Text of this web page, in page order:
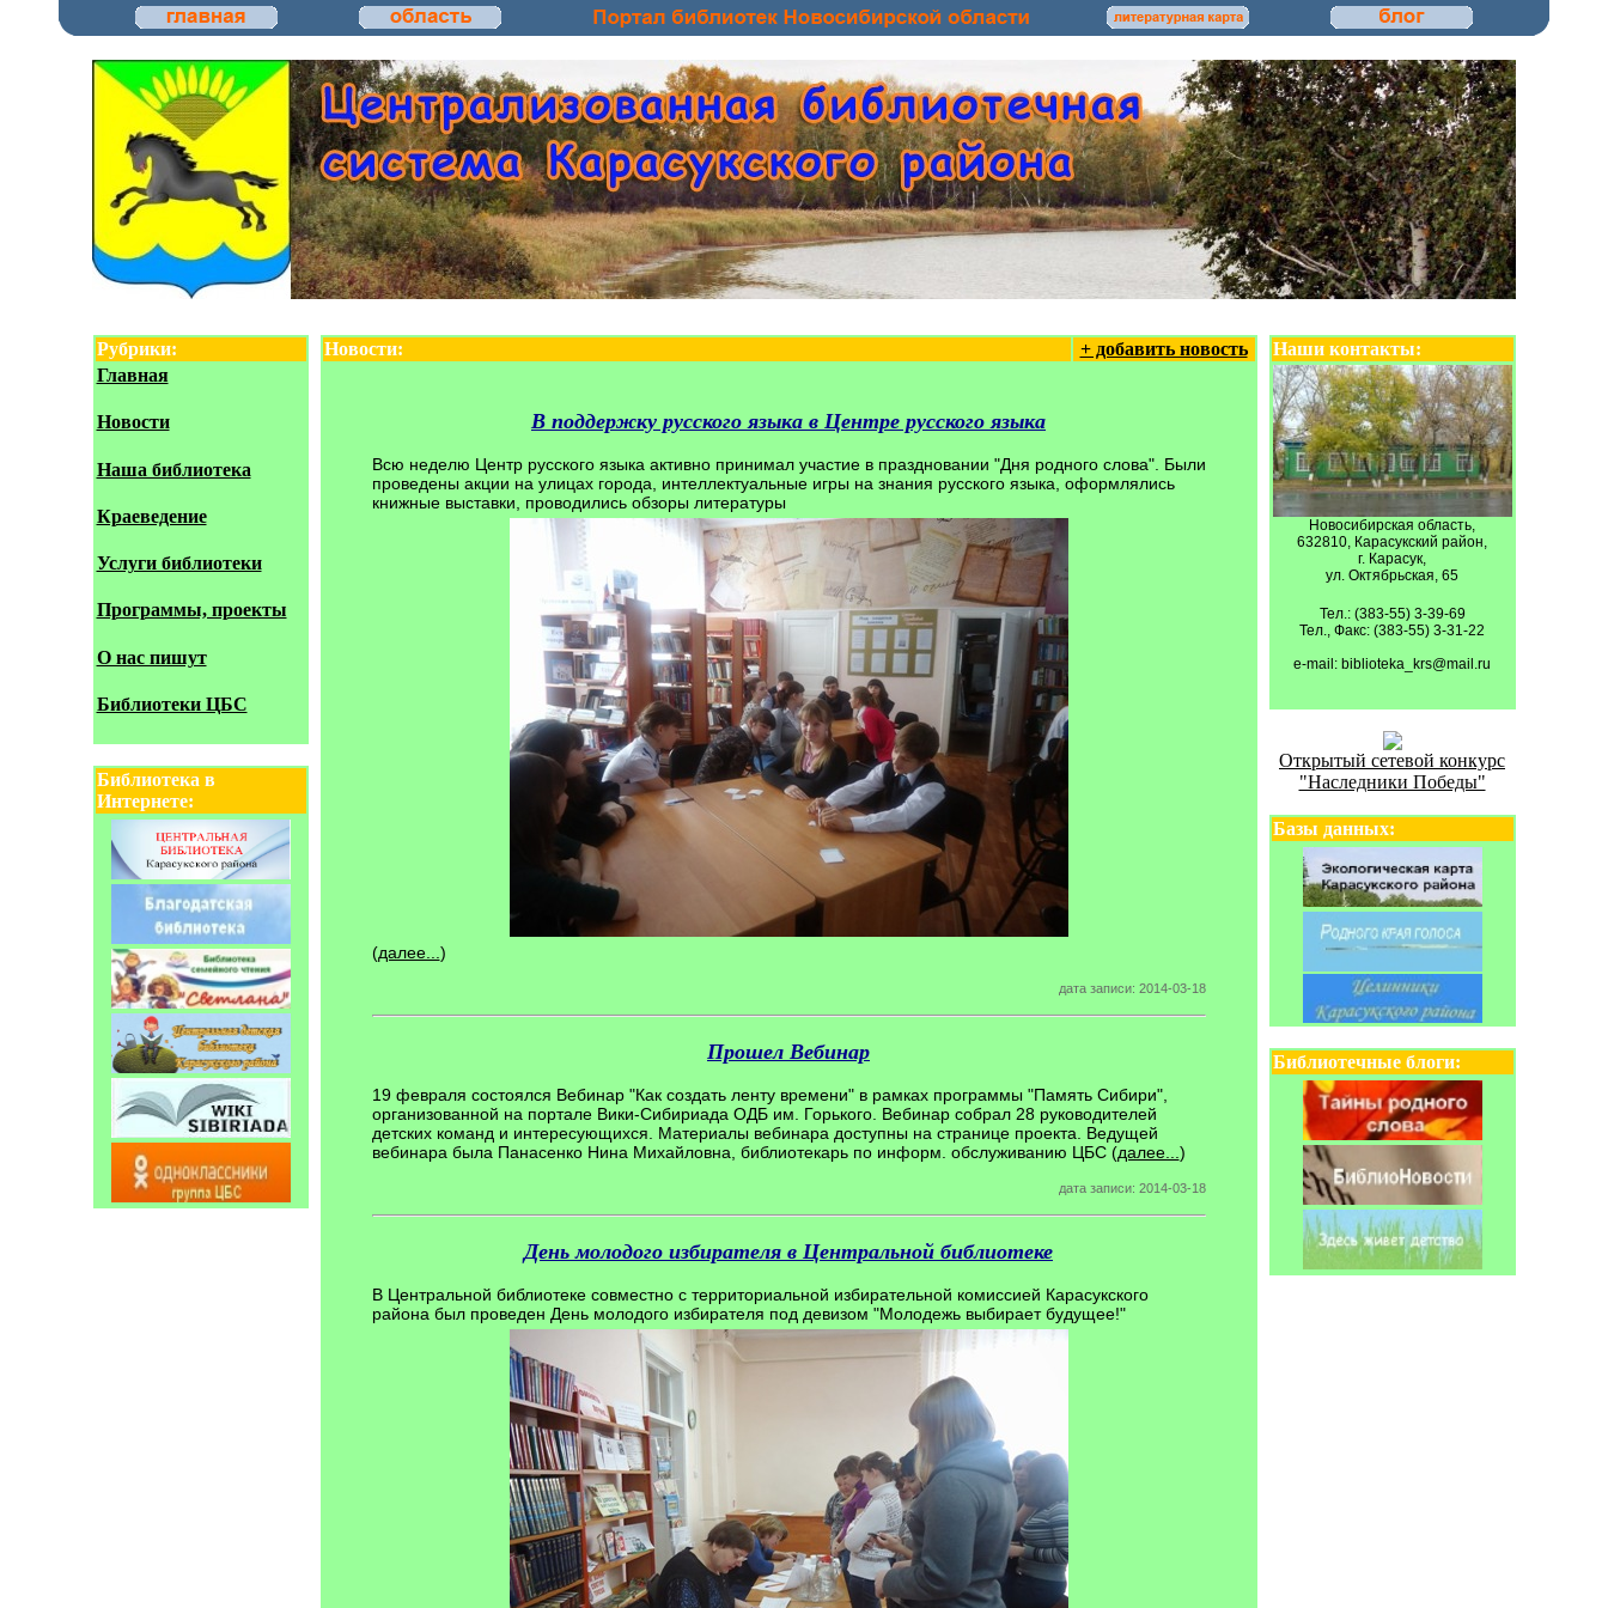
Рубрики:
Главная
Новости
Наша библиотека
Краеведение
Услуги библиотеки
Программы, проекты
О нас пишут
Библиотеки ЦБС
Библиотека в
Интернете:
Новости: + добавить новость
В поддержку русского языка в Центре русского языка
Всю неделю Центр русского языка активно принимал участие в праздновании "Дня родного слова". Были
проведены акции на улицах города, интеллектуальные игры на знания русского языка, оформлялись
книжные выставки, проводились обзоры литературы
(далее... )
дата записи: 2014-03-18
Прошел Вебинар
19 февраля состоялся Вебинар "Как создать ленту времени" в рамках программы "Память Сибири",
организованной на портале Вики-Сибириада ОДБ им. Горького. Вебинар собрал 28 руководителей
детских команд и интересующихся. Материалы вебинара доступны на странице проекта. Ведущей
вебинара была Панасенко Нина Михайловна, библиотекарь по информ. обслуживанию ЦБС (далее... )
дата записи: 2014-03-18
День молодого избирателя в Центральной библиотеке
В Центральной библиотеке совместно с территориальной избирательной комиссией Карасукского
района был проведен День молодого избирателя под девизом "Молодежь выбирает будущее!"
Наши контакты:
Новосибирская область,
632810, Карасукский район,
г. Карасук,
ул. Октябрьская, 65
Тел.: (383-55) 3-39-69
Тел., Факс: (383-55) 3-31-22
e-mail: biblioteka_krs@mail.ru
Открытый сетевой конкурс
"Наследники Победы"
Базы данных:
Библиотечные блоги: